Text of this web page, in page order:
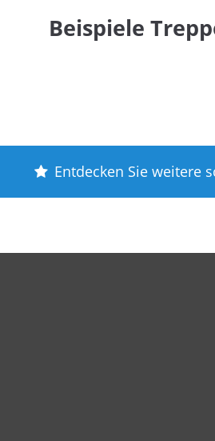
Beispiele
Entdecken Sie weitere